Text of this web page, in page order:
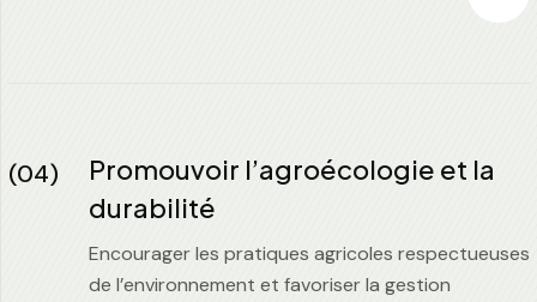
(04)
Promouvoir l’agroécologie et la
durabilité
Encourager les pratiques agricoles respectueuses
de l’environnement et favoriser la gestion